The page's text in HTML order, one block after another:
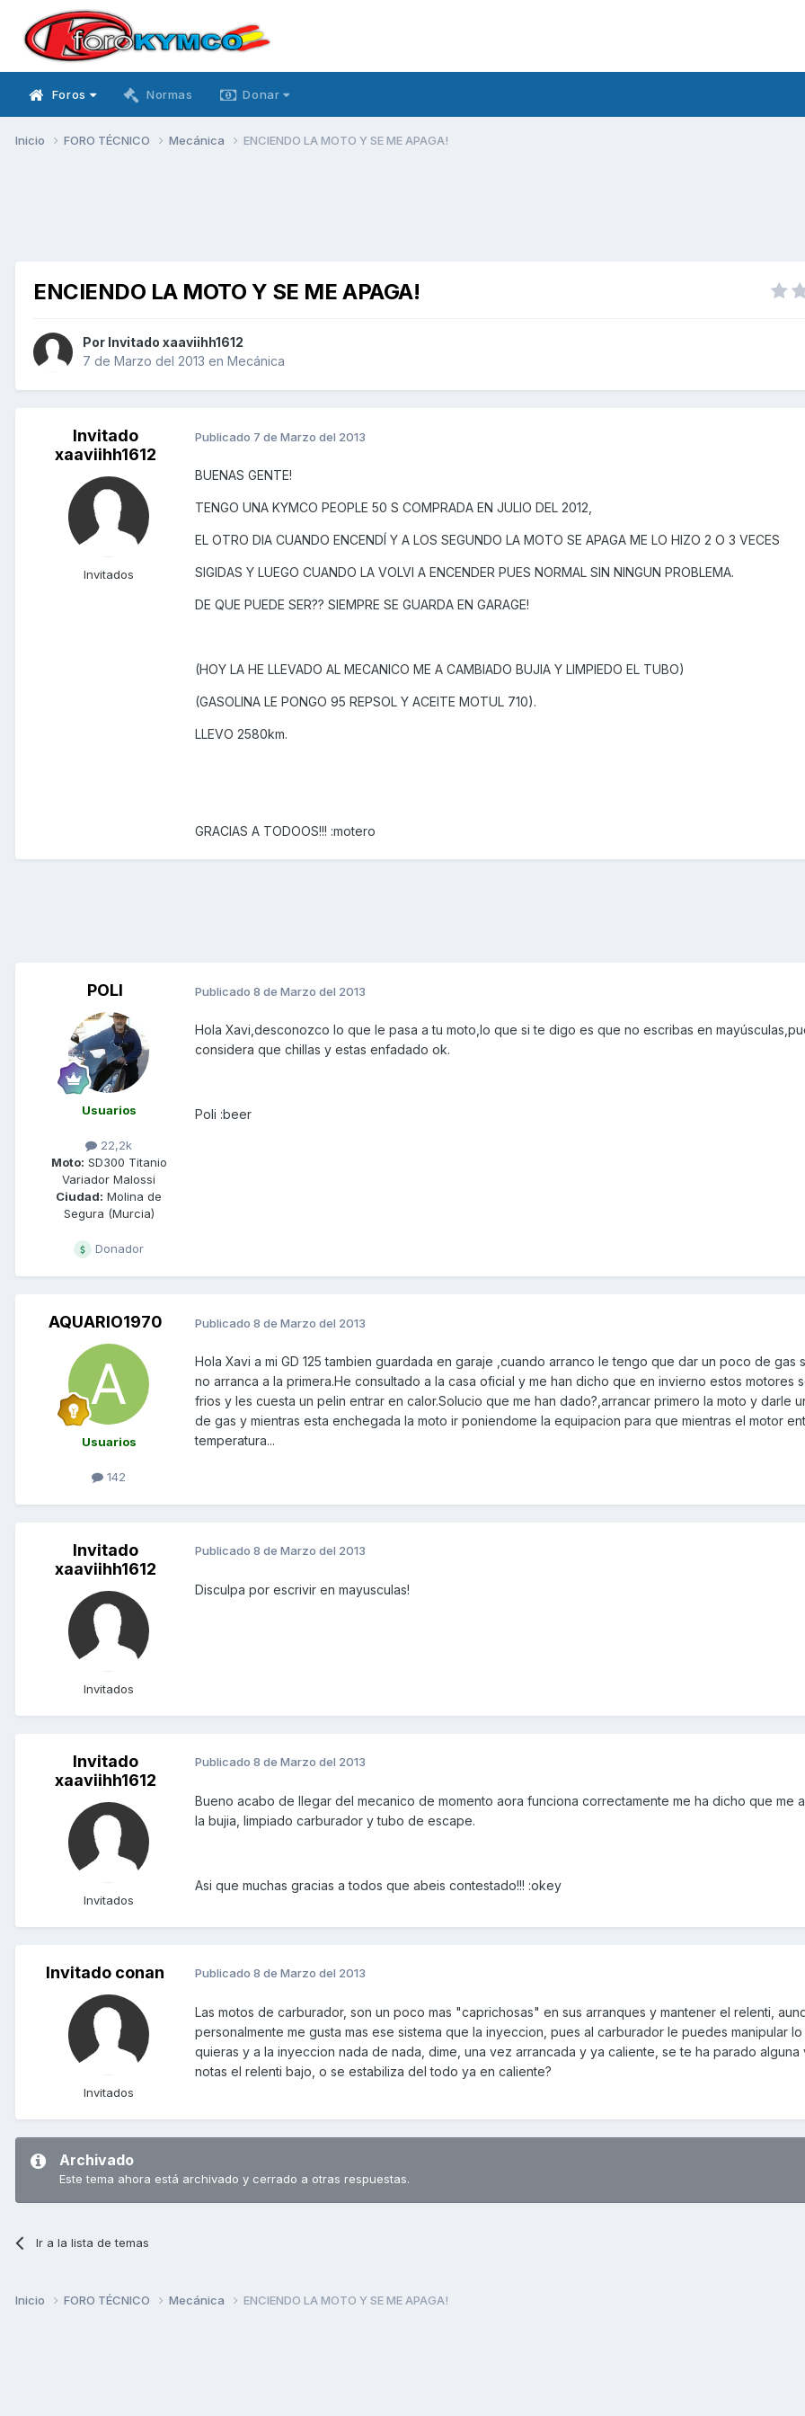
Foros Normas Donar
Inicio FORO TÉCNICO Mecánica ENCIENDO LA MOTO Y SE ME APAGA!
ENCIENDO LA MOTO Y SE ME APAGA!
Por Invitado xaaviihh1612
7 de Marzo del 2013 en Mecánica
Invitado
xaaviihh1612
Invitados
Publicado 7 de Marzo del 2013
BUENAS GENTE!
TENGO UNA KYMCO PEOPLE 50 S COMPRADA EN JULIO DEL 2012,
EL OTRO DIA CUANDO ENCENDÍ Y A LOS SEGUNDO LA MOTO SE APAGA ME LO HIZO 2 O 3 VECES
SIGIDAS Y LUEGO CUANDO LA VOLVI A ENCENDER PUES NORMAL SIN NINGUN PROBLEMA.
DE QUE PUEDE SER?? SIEMPRE SE GUARDA EN GARAGE!
(HOY LA HE LLEVADO AL MECANICO ME A CAMBIADO BUJIA Y LIMPIEDO EL TUBO)
(GASOLINA LE PONGO 95 REPSOL Y ACEITE MOTUL 710).
LLEVO 2580km.
GRACIAS A TODOOS!!! :motero
POLI
Usuarios
22,2k
Moto: SD300 Titanio
Variador Malossi
Ciudad: Molina de
Segura (Murcia)
Donador
Publicado 8 de Marzo del 2013
Hola Xavi,desconozco lo que le pasa a tu moto,lo que si te digo es que no escribas en
considera que chillas y estas enfadado ok.
Poli :beer
AQUARIO1970
Usuarios
142
Publicado 8 de Marzo del 2013
Hola Xavi a mi GD 125 tambien guardada en garaje ,cuando arranco le tengo que dar un poco de gas
no arranca a la primera.He consultado a la casa oficial y me han dicho que en invierno estos motores
frios y les cuesta un pelin entrar en calor.Solucio que me han dado?,arrancar primero la moto y darle
de gas y mientras esta enchegada la moto ir poniendome la equipacion para que mientras el motor
temperatura...
Invitado
xaaviihh1612
Invitados
Publicado 8 de Marzo del 2013
Disculpa por escrivir en mayusculas!
Invitado
xaaviihh1612
Invitados
Publicado 8 de Marzo del 2013
Bueno acabo de llegar del mecanico de momento aora funciona correctamente me ha dicho que me
la bujia, limpiado carburador y tubo de escape.
Asi que muchas gracias a todos que abeis contestado!!! :okey
Invitado conan
Invitados
Publicado 8 de Marzo del 2013
Las motos de carburador, son un poco mas "caprichosas" en sus arranques y mantener el relenti,
personalmente me gusta mas ese sistema que la inyeccion, pues al carburador le puedes manipular
quieras y a la inyeccion nada de nada, dime, una vez arrancada y ya caliente, se te ha parado alguna
notas el relenti bajo, o se estabiliza del todo ya en caliente?
Archivado
Este tema ahora está archivado y cerrado a otras respuestas.
Ir a la lista de temas
Inicio FORO TÉCNICO Mecánica ENCIENDO LA MOTO Y SE ME APAGA!